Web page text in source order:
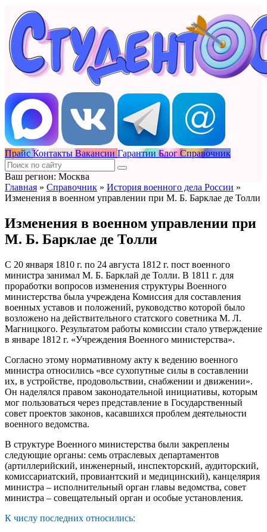
Прайс Контакты Вакансии Гарантии Блог Справочник
Ваш регион: Москва
Главная » Справочник » История военного дела России »
Изменения в военном управлении при М. Б. Барклае де Толли
Изменения в военном управлении при
М. Б. Барклае де Толли
С 20 января 1810 г. по 24 августа 1812 г. пост военного
министра занимал М. Б. Барклай де Толли. В 1811 г. для
проработки вопросов изменения структуры Военного
министерства была учреждена Комиссия для составления
военных уставов и положений, руководство которой было
возложено на действительного статского советника М. Л.
Магницкого. Результатом работы комиссии стало утверждение
в январе 1812 г. «Учреждения Военного министерства».
Согласно этому нормативному акту к ведению военного
министра относились «все сухопутные силы в составлении
их, в устройстве, продовольствии, снабжении и движении».
Он наделялся правом законодательной инициативы, которым
мог пользоваться через представление в Государственный
совет проектов законов, касавшихся проблем деятельности
военного ведомства.
В структуре Военного министерства были закреплены
следующие органы: семь отраслевых департаментов
(артиллерийский, инженерный, инспекторский, аудиторский,
комиссариатский, провиантский и медицинский), канцелярия
министра – исполнительный орган главы ведомства, совет
министра – совещательный орган и особые установления.
К числу последних относились: